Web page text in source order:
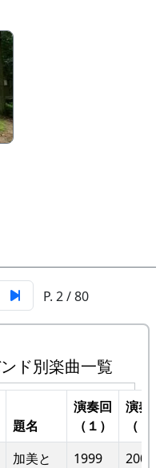
P. 2 / 80
ド別楽曲一覧
題名
演奏回
（１）
演奏回
（２）
加美と
1999 2002